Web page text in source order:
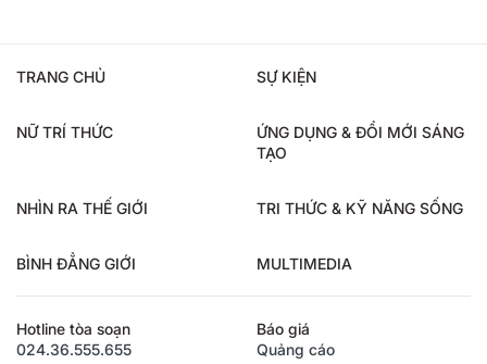
TRANG CHỦ SỰ KIỆN
NỮ TRÍ THỨC
ỨNG DỤNG & ĐỔI MỚI SÁNG
TẠO
NHÌN RA THẾ GIỚI TRI THỨC & KỸ NĂNG SỐNG
BÌNH ĐẲNG GIỚI MULTIMEDIA
Hotline tòa soạn
024.36.555.655
Báo giá
Quảng cáo